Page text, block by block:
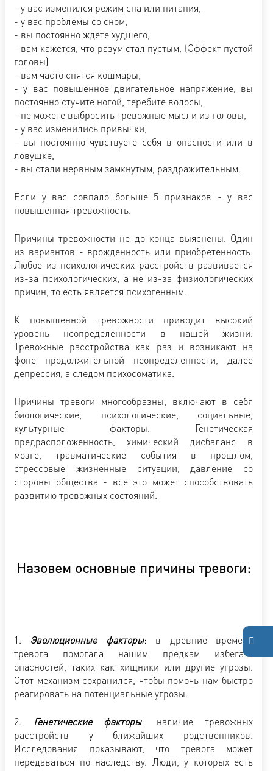
- у вас изменился режим сна или питания,
- у вас проблемы со сном,
- вы постоянно ждете худшего,
- вам кажется, что разум стал пустым, (Эффект пустой
головы)
- вам часто снятся кошмары,
- у вас повышенное двигательное напряжение, вы
постоянно стучите ногой, теребите волосы,
- не можете выбросить тревожные мысли из головы,
- у вас изменились привычки,
- вы постоянно чувствуете себя в опасности или в
ловушке,
- вы стали нервным замкнутым, раздражительным.
Если у вас совпало больше 5 признаков - у вас
повышенная тревожность.
Причины тревожности не до конца выяснены. Один
из вариантов - врожденность или приобретенность.
Любое из психологических расстройств развивается
из-за психологических, а не из-за физиологических
причин, то есть является психогенным.
К повышенной тревожности приводит высокий
уровень неопределенности в нашей жизни.
Тревожные расстройства как раз и возникают на
фоне продолжительной неопределенности, далее
депрессия, а следом психосоматика.
Причины тревоги многообразны, включают в себя
биологические, психологические, социальные,
культурные факторы. Генетическая
предрасположенность, химический дисбаланс в
мозге, травматические события в прошлом,
стрессовые жизненные ситуации, давление со
стороны общества - все это может способствовать
развитию тревожных состояний.
Назовем основные причины тревоги:
1. Эволюционные факторы: в древние времена
тревога помогала нашим предкам избегать
опасностей, таких как хищники или другие угрозы.
Этот механизм сохранился, чтобы помочь нам быстро
реагировать на потенциальные угрозы.
2. Генетические факторы: наличие тревожных
расстройств у ближайших родственников.
Исследования показывают, что тревога может
передаваться по наследству. Люди, у которых есть